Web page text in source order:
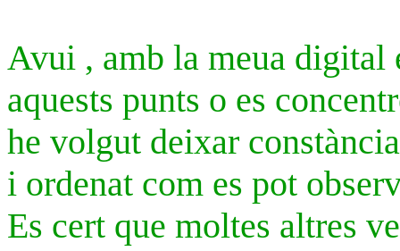
Avui , amb la meua digital
aquests punts o es
he volgut deixar
i ordenat com es pot
Es cert que moltes altres